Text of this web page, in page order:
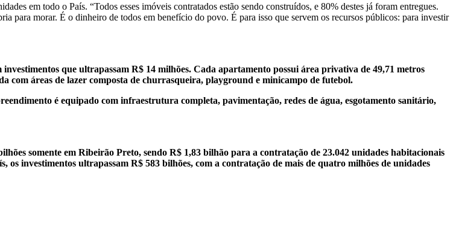
em todo o País. “Todos esses imóveis contratados estão sendo construídos, e 80% destes já foram entregues.
para morar. É o dinheiro de todos em benefício do povo. É para isso que servem os recursos públicos: para investir
que ultrapassam R$ 14 milhões. Cada apartamento possui área privativa de 49,71 metros
com áreas de lazer composta de churrasqueira, playground e minicampo de futebol.
é equipado com infraestrutura completa, pavimentação, redes de água, esgotamento sanitário,
somente em Ribeirão Preto, sendo R$ 1,83 bilhão para a contratação de 23.042 unidades habitacionais
investimentos ultrapassam R$ 583 bilhões, com a contratação de mais de quatro milhões de unidades